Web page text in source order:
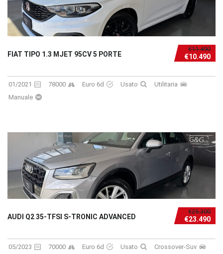
€11.490
€10.490
FIAT TIPO 1.3 MJET 95CV 5 PORTE
01/2021 78000 Euro 6d Usato
Utilitaria
Manuale
€25.300
€23.490
AUDI Q2 35-TFSI S-TRONIC ADVANCED
05/2023 70000 Euro 6d Usato
Crossover-Suv